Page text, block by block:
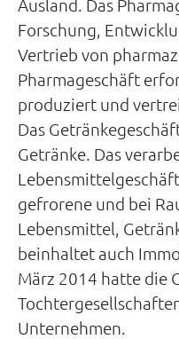
Ausland. Das
Forschung,
Vertrieb von
Pharmageschäft
produziert und
Das
Getränke. Das
gefrorene und bei
Lebensmittel,
beinhaltet auch
März 2014 hatte die
Unternehmen.